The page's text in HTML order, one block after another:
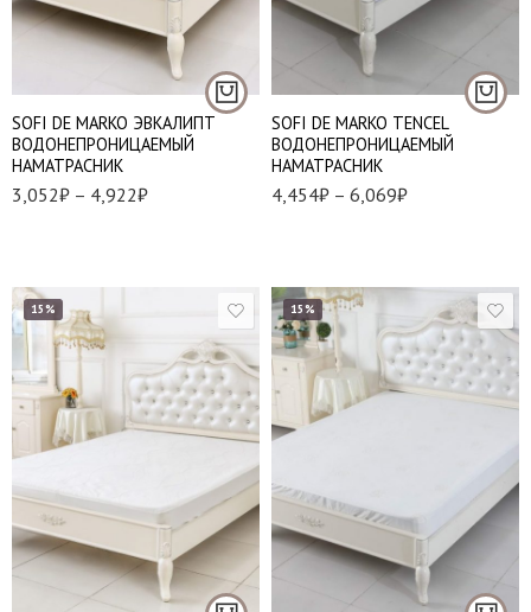
SOFI DE MARKO ЭВКАЛИПТ
ВОДОНЕПРОНИЦАЕМЫЙ
НАМАТРАСНИК
3,052₽ – 4,922₽
160*200 см.
SOFI DE MARKO TENCEL
ВОДОНЕПРОНИЦАЕМЫЙ
НАМАТРАСНИК
4,454₽ – 6,069₽
160*200 см.
180*200 см.
15%
90*200 см.
160*200 см.
180*200 см.
15%
120*200 см.
140*200 см.
160*200 см.